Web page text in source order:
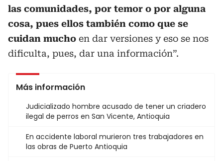
las comunidades, por temor o por alguna
cosa, pues ellos también como que se
cuidan mucho en dar versiones y eso se nos
dificulta, pues, dar una información”.
Más información
Judicializado hombre acusado de tener un criadero
ilegal de perros en San Vicente, Antioquia
En accidente laboral murieron tres trabajadores en
las obras de Puerto Antioquia